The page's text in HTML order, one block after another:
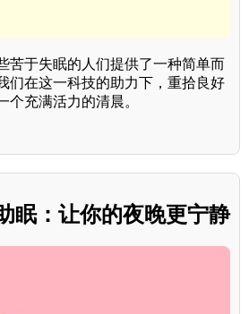
苦于失眠的人们提供了一种简单而
们在这一科技的助力下，重拾良好
个充满活力的清晨。
眠：让你的夜晚更宁静